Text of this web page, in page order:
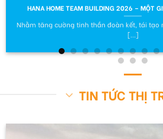
HANA HOME TEAM BUILDING 2026 – MỘT
Nhằm tăng cường tinh thần đoàn kết, tái tạo
[...]
TIN TỨC THỊ